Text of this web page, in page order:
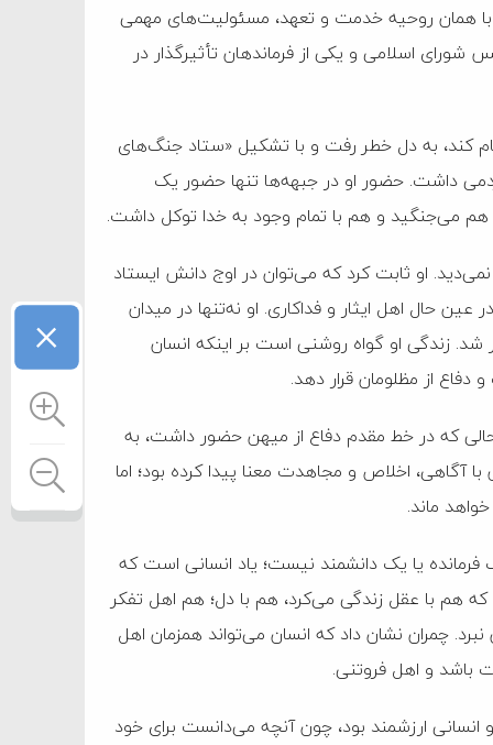
با همان روحیه خدمت و تعهد، مسئولیت‌های مهمی
شورای اسلامی و یکی از فرماندهان تأثیرگذار در
کند، به دل خطر رفت و با تشکیل «ستاد جنگ‌های
داشت. حضور او در جبهه‌ها تنها حضور یک
هم می‌جنگید و هم با تمام وجود به خدا توکل داشت.
او ثابت کرد که می‌توان در اوج دانش ایستاد
حال اهل ایثار و فداکاری. او نه‌تنها در میدان
شد. زندگی او گواه روشنی است بر اینکه انسان
از مظلومان قرار دهد.
در منطقه دهلاویه، در حالی که در خط مقدم دفاع از میهن حضور داشت، به
اخلاص و مجاهدت معنا پیدا کرده بود؛ اما
ماند.
فرمانده یا یک دانشمند نیست؛ یاد انسانی است که
هم با عقل زندگی می‌کرد، هم با دل؛ هم اهل تفکر
چمران نشان داد که انسان می‌تواند همزمان اهل
باشد و اهل فروتنی.
انسانی ارزشمند بود، چون آنچه می‌دانست برای خود
×